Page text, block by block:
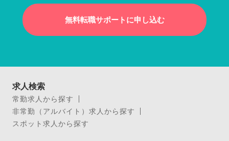
無料転職サポートに申し込む
求人検索
常勤求人から探す
非常勤（アルバイト）求人から探す
スポット求人から探す